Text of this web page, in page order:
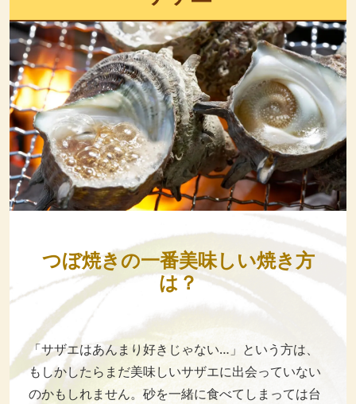
つぼ焼きの一番美味しい焼き方
は？
「サザエはあんまり好きじゃない…」という方は、
もしかしたらまだ美味しいサザエに出会っていない
のかもしれません。砂を一緒に食べてしまっては台